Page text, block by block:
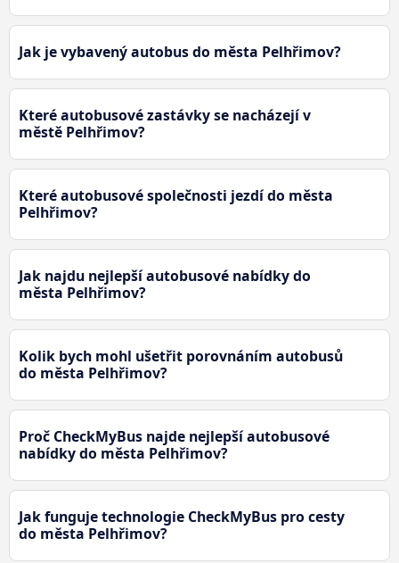
Jak je vybavený autobus do města Pelhřimov?
Které autobusové zastávky se nacházejí v
městě Pelhřimov?
Které autobusové společnosti jezdí do města
Pelhřimov?
Jak najdu nejlepší autobusové nabídky do
města Pelhřimov?
Kolik bych mohl ušetřit porovnáním autobusů
do města Pelhřimov?
Proč CheckMyBus najde nejlepší autobusové
nabídky do města Pelhřimov?
Jak funguje technologie CheckMyBus pro cesty
do města Pelhřimov?